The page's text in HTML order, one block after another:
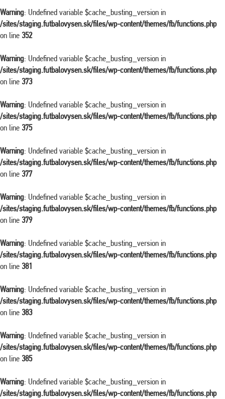
Warning: Undefined variable $cache_busting_version in
/sites/staging.futbalovysen.sk/files/wp-content/themes/fb/functions.php
on line 352
Warning: Undefined variable $cache_busting_version in
/sites/staging.futbalovysen.sk/files/wp-content/themes/fb/functions.php
on line 373
Warning: Undefined variable $cache_busting_version in
/sites/staging.futbalovysen.sk/files/wp-content/themes/fb/functions.php
on line 375
Warning: Undefined variable $cache_busting_version in
/sites/staging.futbalovysen.sk/files/wp-content/themes/fb/functions.php
on line 377
Warning: Undefined variable $cache_busting_version in
/sites/staging.futbalovysen.sk/files/wp-content/themes/fb/functions.php
on line 379
Warning: Undefined variable $cache_busting_version in
/sites/staging.futbalovysen.sk/files/wp-content/themes/fb/functions.php
on line 381
Warning: Undefined variable $cache_busting_version in
/sites/staging.futbalovysen.sk/files/wp-content/themes/fb/functions.php
on line 383
Warning: Undefined variable $cache_busting_version in
/sites/staging.futbalovysen.sk/files/wp-content/themes/fb/functions.php
on line 385
Warning: Undefined variable $cache_busting_version in
/sites/staging.futbalovysen.sk/files/wp-content/themes/fb/functions.php